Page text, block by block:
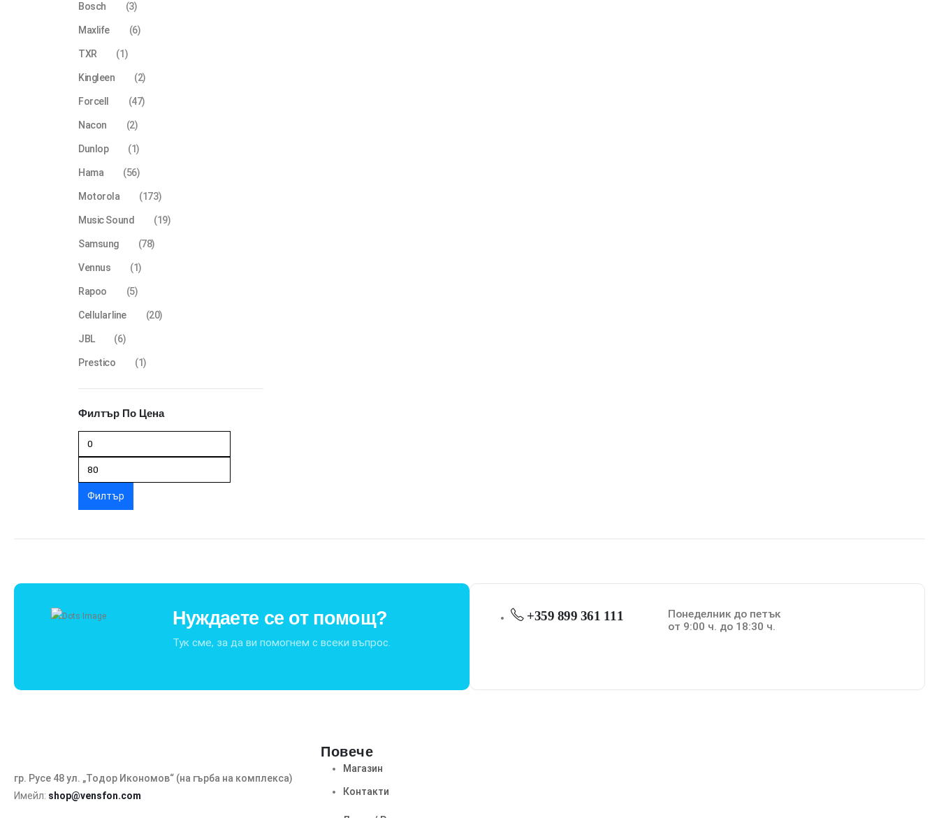
Bosch (3)
Maxlife (6)
TXR (1)
Kingleen (2)
Forcell (47)
Nacon (2)
Dunlop (1)
Hama (56)
Motorola (173)
Music Sound (19)
Samsung (78)
Vennus (1)
Rapoo (5)
Cellularline (20)
JBL (6)
Prestico (1)
Филтър По Цена
Филтър
Нуждаете се от помощ?
Тук сме, за да ви помогнем с всеки въпрос.
+359 899 361 111
Понеделник до петък
от 9:00 ч. до 18:30 ч.
гр. Русе 48 ул. „Тодор Икономов“ (на гърба на комплекса)
Имейл: shop@vensfon.com
Повече
Магазин
Контакти